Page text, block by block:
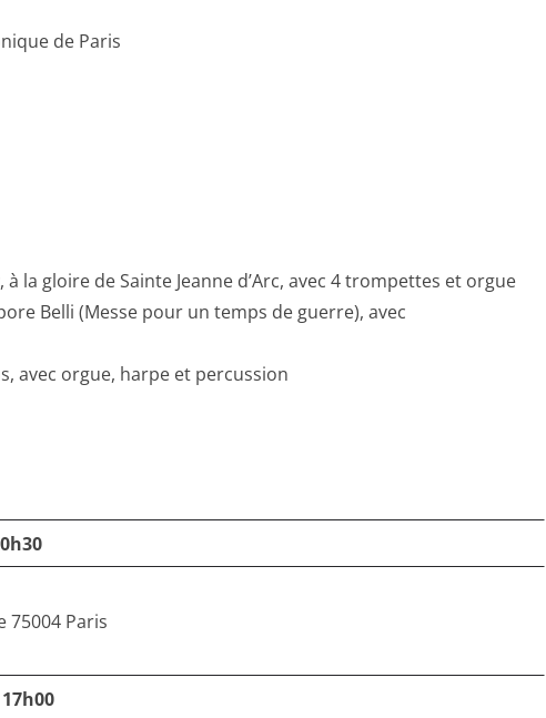
de Paris
la gloire de Sainte Jeanne d’Arc, avec 4 trompettes et orgue
Belli (Messe pour un temps de guerre), avec
avec orgue, harpe et percussion
75004 Paris